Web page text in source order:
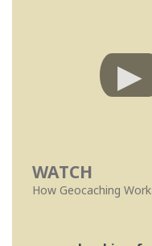
WATCH
How Geocaching